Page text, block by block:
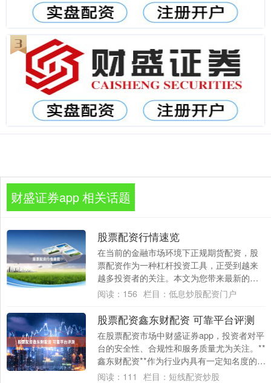
财盛证券app 相关话题
股票配资行情速览
在当前的金融市场环境下正规期货配资，股
票配资作为一种杠杆投资工具，正受到越来
越多投资者的关注。本文为您带来最新的股
票配资行情速览，帮助您快速把握市场脉
阅读： 156 栏目： 低息炒股配资门户
股票配资鑫东财配资 可靠平台评测
在股票配资市场中财盛证券app，投资者对平
台的安全性、合规性和服务质量尤为关注。**
鑫东财配资**作为行业内具有一定知名度的配
资平台，其可靠性究竟如何？本文将从....
阅读： 111 栏目： 短线配资炒股